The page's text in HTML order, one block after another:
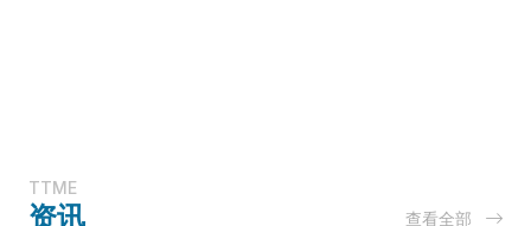
TTME
资讯 查看全部